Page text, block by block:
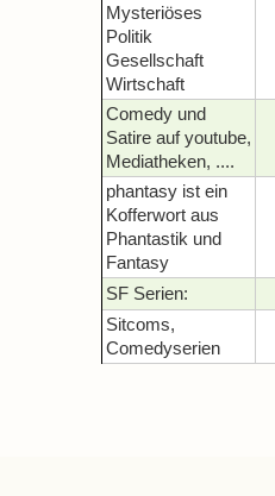
Mysteriöses
Politik
Gesellschaft
Wirtschaft
Comedy und
Satire auf youtube,
Mediatheken, ....
phantasy ist ein
Kofferwort aus
Phantastik und
Fantasy
SF Serien:
Sitcoms,
Comedyserien